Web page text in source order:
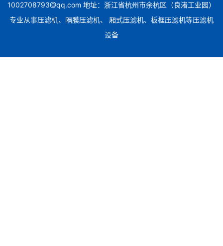
1002708793@qq.com 地址：浙江省杭州市余杭区（良渚工业园）
专业从事压滤机、隔膜压滤机、 厢式压滤机、板框压滤机等压滤机
设备